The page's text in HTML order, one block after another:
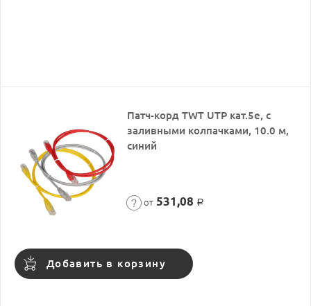
Патч-корд TWT UTP кат.5e, с
заливными колпачками, 10.0 м,
синий
от 531,08 Р
Добавить в корзину